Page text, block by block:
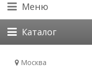
Меню
Каталог
Москва